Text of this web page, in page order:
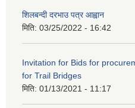
शिलबन्दी दरभाउ पत्र आह्वान
मिति: 03/25/2022 - 16:42
Invitation for Bids for
for Trail Bridges
मिति: 01/13/2021 - 11:17